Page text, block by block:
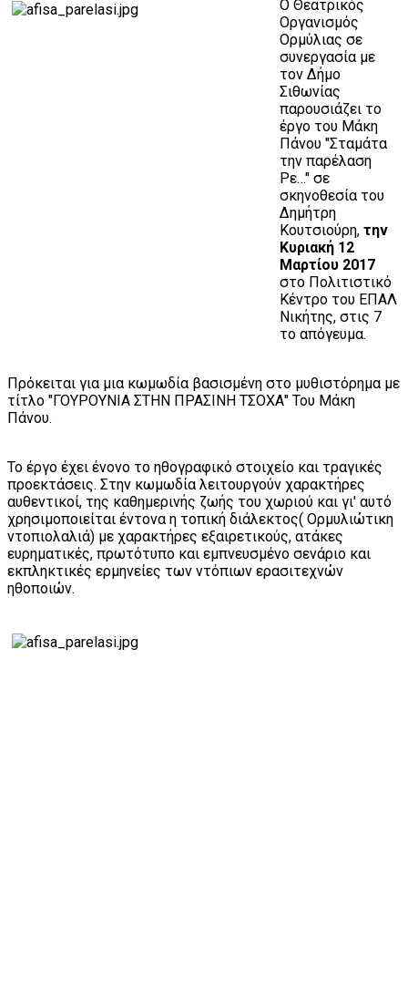
Ο Θεατρικός
Οργανισμός
Ορμύλιας σε
συνεργασία με
τον Δήμο
Σιθωνίας
παρουσιάζει το
έργο του Μάκη
Πάνου "Σταμάτα
την παρέλαση
Ρε…" σε
σκηνοθεσία του
Δημήτρη
Κουτσιούρη, την
Κυριακή 12
Μαρτίου 2017
στο Πολιτιστικό
Κέντρο του ΕΠΑΛ
Νικήτης, στις 7
το απόγευμα.
Πρόκειται για μια κωμωδία βασισμένη στο μυθιστόρημα με
τίτλο "ΓΟΥΡΟΥΝΙΑ ΣΤΗΝ ΠΡΑΣΙΝΗ ΤΣΟΧΑ" Του Μάκη
Πάνου.
Το έργο έχει ένονο το ηθογραφικό στοιχείο και τραγικές
προεκτάσεις. Στην κωμωδία λειτουργούν χαρακτήρες
αυθεντικοί, της καθημερινής ζωής του χωριού και γι' αυτό
χρησιμοποιείται έντονα η τοπική διάλεκτος( Ορμυλιώτικη
ντοπιολαλιά) με χαρακτήρες εξαιρετικούς, ατάκες
ευρηματικές, πρωτότυπο και εμπνευσμένο σενάριο και
εκπληκτικές ερμηνείες των ντόπιων ερασιτεχνών
ηθοποιών.